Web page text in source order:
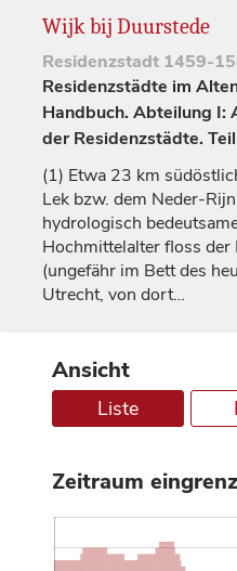
Wijk bij Duurstede
Residenzstadt 1459-
Residenzstädte im
Handbuch. Abteilung I:
der Residenzstädte.
(1) Etwa 23 km
Lek bzw. dem Neder-
hydrologisch
Hochmittelalter floss der
(ungefähr im Bett des
Utrecht, von dort…
Ansicht
Liste
Zeitraum